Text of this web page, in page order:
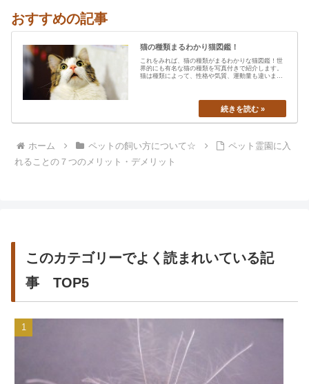
おすすめの記事
猫の種類まるわかり猫図鑑！
これをみれば、猫の種類がまるわかりな猫図鑑！世
界的にも有名な猫の種類を写真付きで紹介します。
猫は種類によって、性格や気質、運動量も違います
ホーム ペットの飼い方について☆
ペット霊園に入
れることの７つのメリット・デメリット
このカテゴリーでよく読まれいている記
事 TOP5